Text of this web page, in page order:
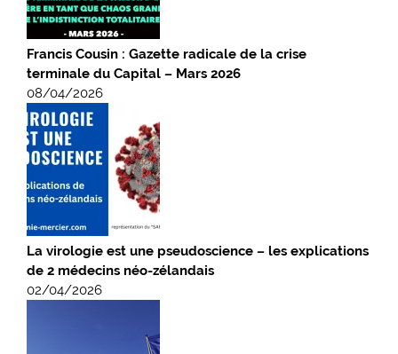
Francis Cousin : Gazette radicale de la crise
terminale du Capital – Mars 2026
08/04/2026
La virologie est une pseudoscience – les explications
de 2 médecins néo-zélandais
02/04/2026